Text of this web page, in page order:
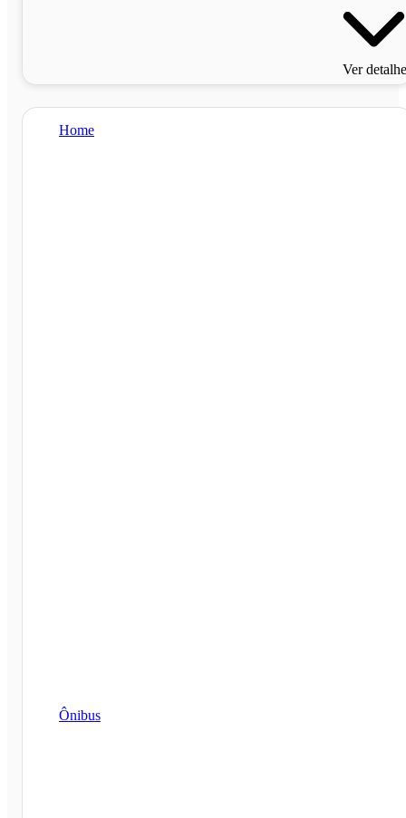
Ver
Home
Ônibus